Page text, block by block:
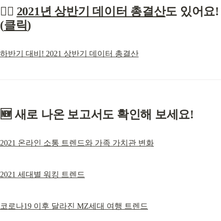
👉🏻 2021년 상반기 데이터 총결산도 있어요!
(클릭)
하반기 대비! 2021 상반기 데이터 총결산
🆕 새로 나온 보고서도 확인해 보세요!
2021 온라인 소통 트렌드와 가족 가치관 변화
2021 세대별 워킹 트렌드
코로나19 이후 달라진 MZ세대 여행 트렌드